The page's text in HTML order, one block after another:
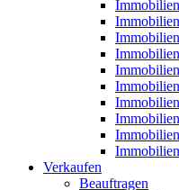
Verkaufen
Beauftragen